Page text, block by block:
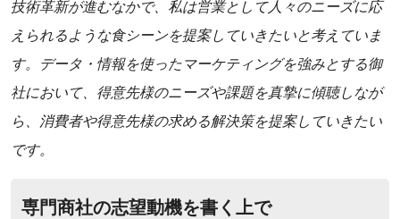
技術革新が進むなかで、私は営業として人々のニーズに応
えられるような食シーンを提案していきたいと考えていま
す。データ・情報を使ったマーケティングを強みとする御
社において、得意先様のニーズや課題を真摯に傾聴しなが
ら、消費者や得意先様の求める解決策を提案していきたい
です。
専門商社の志望動機を書く上で